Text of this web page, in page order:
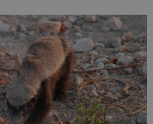
zakončit poznáváním památek ve
v termálním